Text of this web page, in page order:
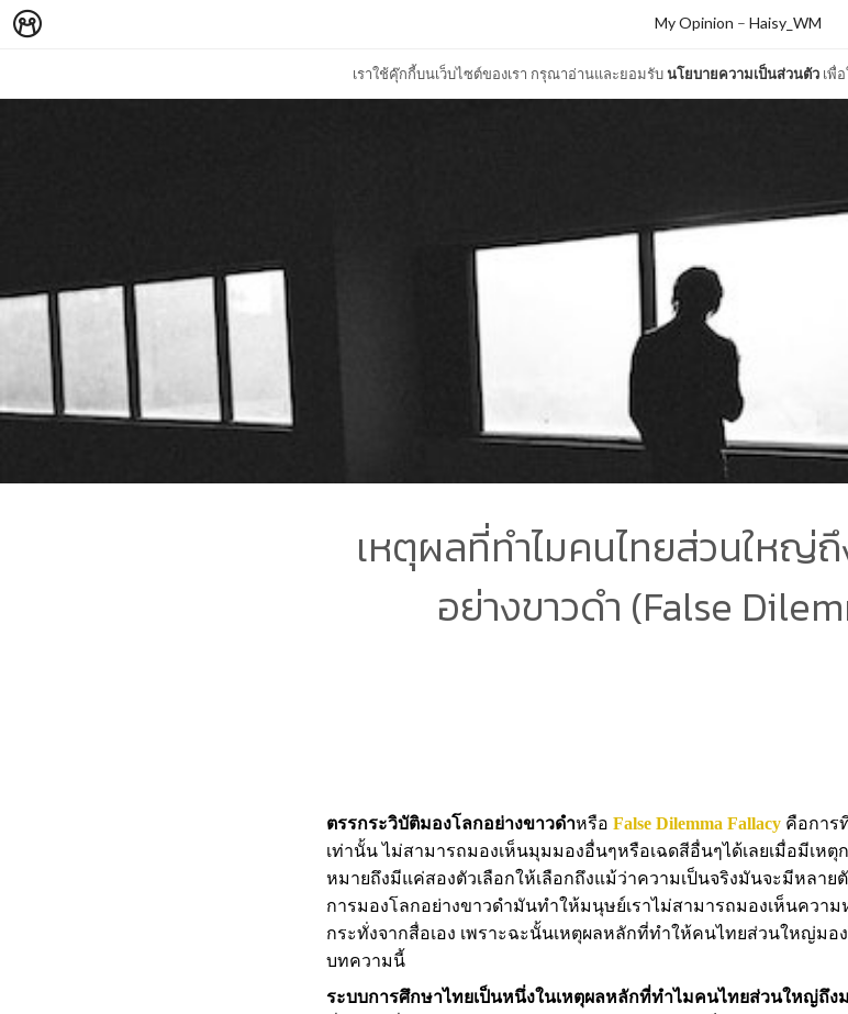
เราใช้คุ๊กกี้บนเว็บไซต์ของเรา กรุณาอ่านและยอมรับนโยบายความเป็นส่วนตัว เพื่
My Opinion – Haisy_WM
เหตุผลที่ทำไมคนไทยส่วนใหญ่
อย่างขาวดำ (False
ตรรกระวิบัติมองโลกอย่างขาวดำหรือ False Dilemma Fallacy คือการ
เท่านั้น ไม่สามารถมองเห็นมุมมองอื่นๆหรือเฉดสีอื่นๆได้เลยเมื่อมีเห
หมายถึงมีแค่สองตัวเลือกให้เลือกถึงแม้ว่าความเป็นจริงมันจะมีหลาย
การมองโลกอย่างขาวดำมันทำให้มนุษย์เราไม่สามารถมองเห็นควา
กระทั่งจากสื่อเอง เพราะฉะนั้นเหตุผลหลักที่ทำให้คนไทยส่วนใหญ่มอ
บทความนี้
ระบบการศึกษาไทยเป็นหนึ่งในเหตุผลหลักที่ทำไมคนไทยส่วนใหญ่ถึง